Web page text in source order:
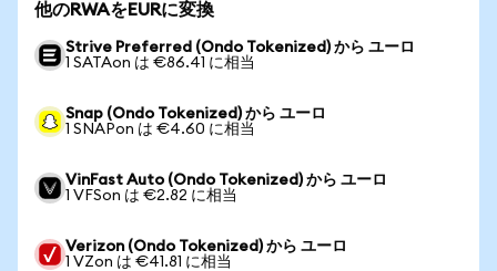
他のRWAをEURに変換
Strive Preferred (Ondo Tokenized) から ユーロ
1 SATAon は €86.41 に相当
Snap (Ondo Tokenized) から ユーロ
1 SNAPon は €4.60 に相当
VinFast Auto (Ondo Tokenized) から ユーロ
1 VFSon は €2.82 に相当
Verizon (Ondo Tokenized) から ユーロ
1 VZon は €41.81 に相当